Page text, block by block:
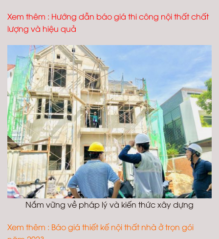
Xem thêm : Hướng dẫn báo giá thi công nội thất chất
lượng và hiệu quả
Nắm vững về pháp lý và kiến thức xây dựng
Xem thêm : Báo giá thiết kế nội thất nhà ở trọn gói